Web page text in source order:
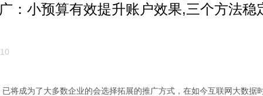
：小预算有效提升账户效果,三个方法稳
将成为了大多数企业的会选择拓展的推广方式，在如今互联网大数据